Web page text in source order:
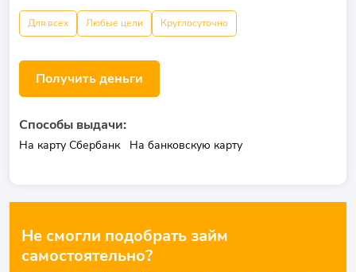
Для всех Любые цели Круглосуточно
Получить деньги
Способы выдачи:
На карту Сбербанк На банковскую карту
Не смогли подобрать займ
самостоятельно?